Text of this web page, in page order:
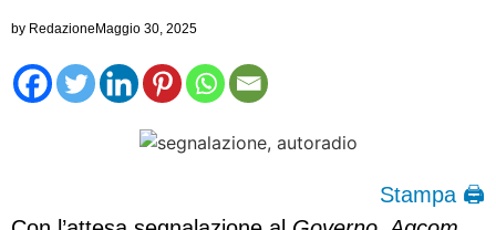
by Redazione Maggio 30, 2025
Stampa 🖨